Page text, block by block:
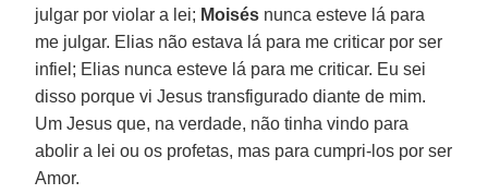
julgar por violar a lei; Moisés nunca esteve lá para
me julgar. Elias não estava lá para me criticar por ser
infiel; Elias nunca esteve lá para me criticar. Eu sei
disso porque vi Jesus transfigurado diante de mim.
Um Jesus que, na verdade, não tinha vindo para
abolir a lei ou os profetas, mas para cumpri-los por ser
Amor.